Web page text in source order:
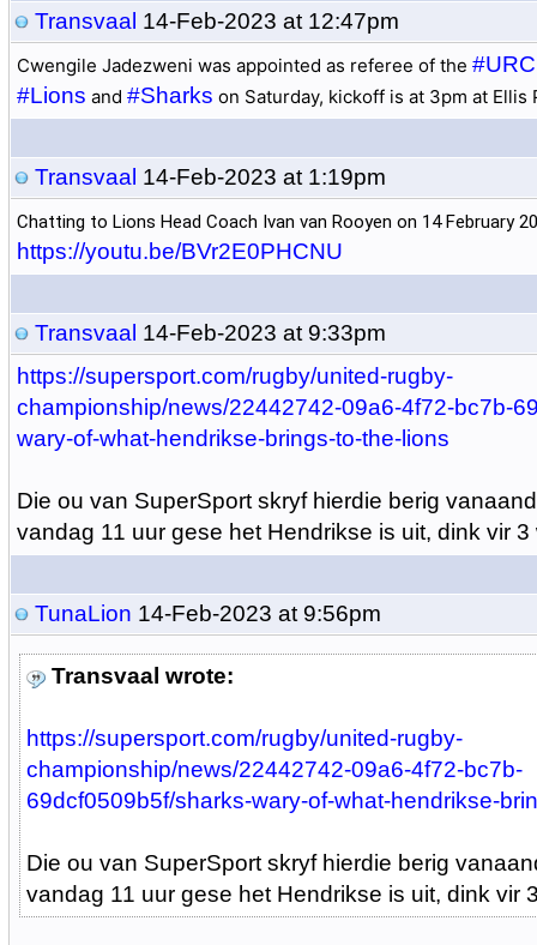
Transvaal 14-Feb-2023 at 12:47pm
Cwengile Jadezweni was appointed as referee of the #URC
#Lions and #Sharks on Saturday, kickoff is at 3pm at Ellis
Transvaal 14-Feb-2023 at 1:19pm
Chatting to Lions Head Coach Ivan van Rooyen on 14 February
https://youtu.be/BVr2E0PHCNU
Transvaal 14-Feb-2023 at 9:33pm
https://supersport.com/rugby/united-rugby-
championship/news/22442742-09a6-4f72-bc7b-
wary-of-what-hendrikse-brings-to-the-lions
Die ou van SuperSport skryf hierdie berig
vandag 11 uur gese het Hendrikse is uit, dink vir 3
TunaLion 14-Feb-2023 at 9:56pm
Transvaal wrote:
https://supersport.com/rugby/united-rugby-
championship/news/22442742-09a6-4f72-bc7b-
69dcf0509b5f/sharks-wary-of-what-hendrikse-
Die ou van SuperSport skryf hierdie berig
vandag 11 uur gese het Hendrikse is uit, dink vir